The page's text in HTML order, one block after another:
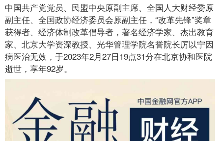
中国共产党党员、民盟中央原副主席、全国人大财经委原
副主任、全国政协经济委员会原副主任，“改革先锋”奖章
获得者、经济体制改革倡导者，著名经济学家、杰出教育
家、北京大学资深教授、光华管理学院名誉院长厉以宁因
病医治无效，于2023年2月27日19点31分在北京协和医院
逝世，享年92岁。